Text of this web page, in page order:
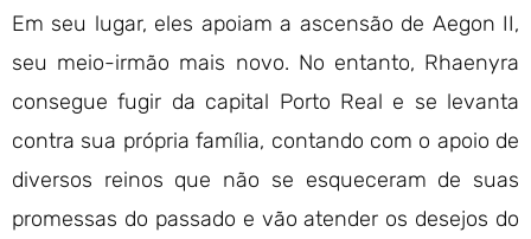
Em seu lugar, eles apoiam a ascensão de Aegon II,
seu meio-irmão mais novo. No entanto, Rhaenyra
consegue fugir da capital Porto Real e se levanta
contra sua própria família, contando com o apoio de
diversos reinos que não se esqueceram de suas
promessas do passado e vão atender os desejos do